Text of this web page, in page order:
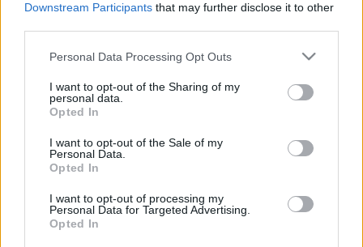
Downstream Participants that may further disclose it to other
Please note that this website/app uses one or more Google
not limited to your visit or usage behaviour. You may click to
grant or deny consent to Google and its third-party tags to
use your data for below specified purposes in below Google
consent section.
Personal Data Processing Opt Outs
I want to opt-out of the Sharing of my
personal data.
Opted In
I want to opt-out of the Sale of my
Personal Data.
Opted In
I want to opt-out of processing my
Personal Data for Targeted Advertising.
Opted In
január 25-énbemutatandó előadás két síkon
mozog: a balatonfüredi Lóczy Gimnázium azEgri
csillagok
szerelmi szálával készült, ezzel kezdődik a
darab. A szerelmi történetet snittekre szedték szét, s
ezekbe fonták bele a többi iskola produkcióját –
ismertetteKéri Kitty
A kétrészes darab egy modern, izgalmas, pergő
előadás lesz; a díszlet nem statikus, monumentális
lesz, hanem nagyobb szabadságot biztosító üres tér,
s a fellépőket vetítéssel, mozgófilmmel, zenei
bejátszásokkal segítik a mondanivaló